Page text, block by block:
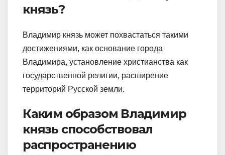
князь?
Владимир князь может похвастаться такими
достижениями, как основание города
Владимира, установление христианства как
государственной религии, расширение
территорий Русской земли.
Каким образом Владимир
князь способствовал
распространению